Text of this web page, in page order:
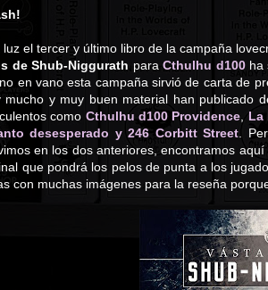
luz el tercer y último libro de la campaña
de Shub-Niggurath paraCthulhu d100ha
en vano esta campaña sirvió de carta de
mucho y muy buen material han publicado
como Cthulhu d100 Providence La
desesperado y 246 Corbitt Street .
en los dos anteriores, encontramos
que pondrá los pelos de punta a los
con muchas imágenes para la reseña